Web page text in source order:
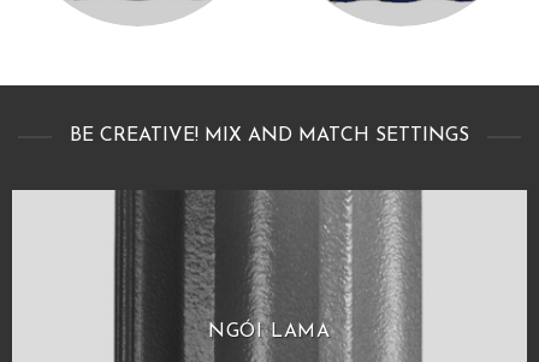
BE CREATIVE! MIX AND MATCH SETTINGS
NGÓI LAMA